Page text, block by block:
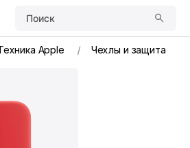
Поиск
Apple Чехлы и защита